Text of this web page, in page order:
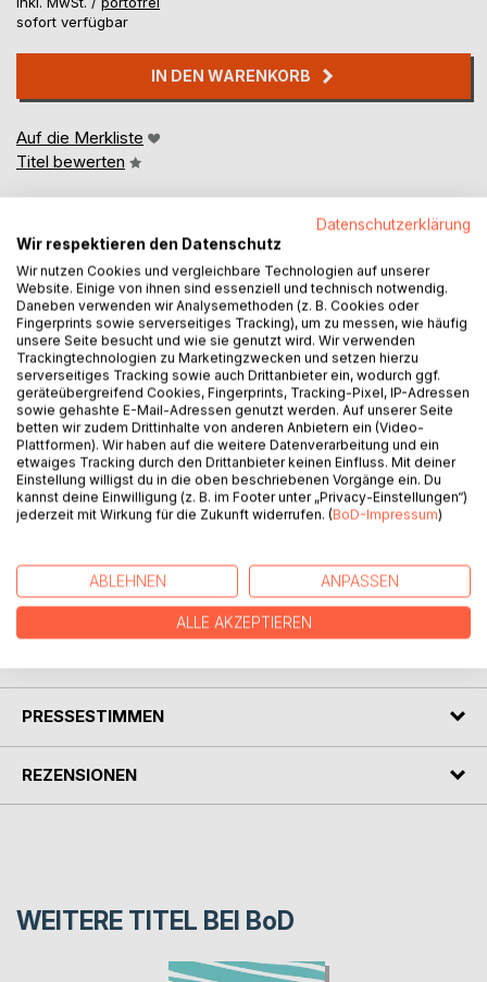
sofort verfügbar
IN DEN WARENKORB
Auf die Merkliste
Titel bewerten
BESCHREIBUNG
Wenn junge Menschen sich für die Chemie begeistern, ob
als Chemikant, Laborant oder promovierter
Diplomchemiker, stehen sie vor großen Entscheidungen
und Herausforderungen. Mit den vielfältigen Erfahrungen
eines langen Chemiker-Lebens in Industrie, Hochschule
und diversen Institutionen kann dieses Buch in
umfangreicher und humorvoller Weise eine
Die Chemie hat es versdient, sich ihr mit ganzer Hingabe,
Rechtschaffenheit und Standhaftigkeit zu widmen.
PRESSESTIMMEN
REZENSIONEN
WEITERE TITEL BEI BoD
Datenschutzerklärung
Wir respektieren den Datenschutz
Wir nutzen Cookies und vergleichbare Technologien auf unserer
Website. Einige von ihnen sind essenziell und technisch notwendig.
Daneben verwenden wir Analysemethoden (z. B. Cookies oder
Fingerprints sowie serverseitiges Tracking), um zu messen, wie häufig
unsere Seite besucht und wie sie genutzt wird. Wir verwenden
Trackingtechnologien zu Marketingzwecken und setzen hierzu
serverseitiges Tracking sowie auch Drittanbieter ein, wodurch ggf.
geräteübergreifend Cookies, Fingerprints, Tracking-Pixel, IP-Adressen
sowie gehashte E-Mail-Adressen genutzt werden. Auf unserer Seite
betten wir zudem Drittinhalte von anderen Anbietern ein (Video-
Plattformen). Wir haben auf die weitere Datenverarbeitung und ein
etwaiges Tracking durch den Drittanbieter keinen Einfluss. Mit deiner
Einstellung willigst du in die oben beschriebenen Vorgänge ein. Du
kannst deine Einwilligung (z. B. im Footer unter „Privacy-Einstellungen“)
jederzeit mit Wirkung für die Zukunft widerrufen. (BoD-Impressum)
ABLEHNEN ANPASSEN
ALLE AKZEPTIEREN